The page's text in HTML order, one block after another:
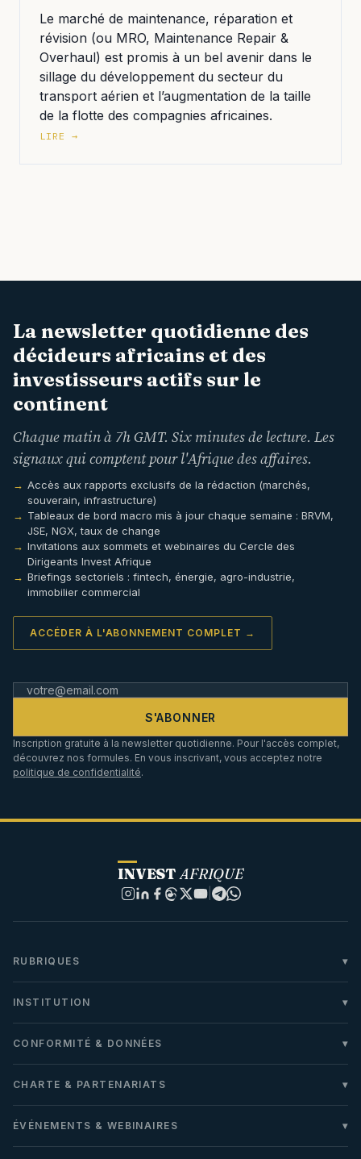
Le marché de maintenance, réparation et
révision (ou MRO, Maintenance Repair &
Overhaul) est promis à un bel avenir dans le
sillage du développement du secteur du
transport aérien et l’augmentation de la taille
de la flotte des compagnies africaines.
LIRE →
publications
La newsletter quotidienne des
décideurs africains et des
investisseurs actifs sur le
continent
Chaque matin à 7h GMT. Six minutes de lecture. Les
signaux qui comptent pour l'Afrique des affaires.
Accès aux rapports exclusifs de la rédaction (marchés,
souverain, infrastructure)
Tableaux de bord macro mis à jour chaque semaine : BRVM,
JSE, NGX, taux de change
Invitations aux sommets et webinaires du Cercle des
Dirigeants Invest Afrique
Briefings sectoriels : fintech, énergie, agro-industrie,
immobilier commercial
ACCÉDER À L'ABONNEMENT COMPLET →
S'ABONNER
Inscription gratuite à la newsletter quotidienne. Pour l'accès complet,
découvrez nos formules. En vous inscrivant, vous acceptez notre
politique de confidentialité.
INVEST AFRIQUE
|
RUBRIQUES
INSTITUTION
CONFORMITÉ & DONNÉES
CHARTE & PARTENARIATS
ÉVÉNEMENTS & WEBINAIRES